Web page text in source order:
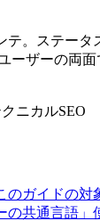
テ。ステータ
ーザーの両
ニカルSEO
ガイドの対
共通言語」